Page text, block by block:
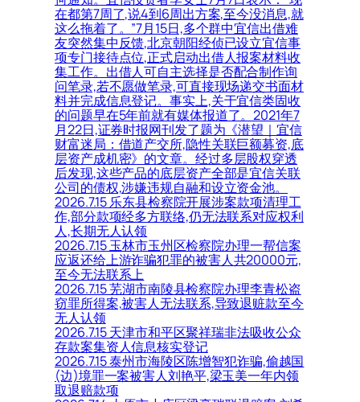
在都第7周了,说4到6周出方案,至今没消息,就
这么拖着了。”7月15日,多个群中宜信出借难
友突然集中反馈,北京朝阳经侦已设立宜信事
项专门接待点位,正式启动出借人报案材料收
集工作。出借人可自主选择是否配合制作询
问笔录,若不愿做笔录,可直接现场递交书面材
料并完成信息登记。事实上,关于宜信类固收
的问题早在5年前就有媒体报道了。2021年7
月22日,证券时报网刊发了题为《潜望｜宜信
财富迷局：借道产交所,隐性关联巨额募资,底
层资产成机密》的文章。经过多层股权穿透
后发现,这些产品的底层资产全部是宜信关联
公司的债权,涉嫌违规自融和设立资金池。
2026.7.15 乐东县检察院开展涉案款项清理工
作,部分款项经多方联络,仍无法联系对应权利
人,长期无人认领
2026.7.15 玉林市玉州区检察院办理一帮信案
应返还给上游诈骗犯罪的被害人共20000元,
至今无法联系上
2026.7.15 芜湖市南陵县检察院办理李青松盗
窃罪所得案,被害人无法联系,导致退赃款至今
无人认领
2026.7.15 天津市和平区聚祥瑞非法吸收公众
存款案集资人信息核实登记
2026.7.15 泰州市海陵区陈增智犯诈骗,偷越国
(边)境罪一案被害人刘艳平,梁玉美一年内领
取退赔款项